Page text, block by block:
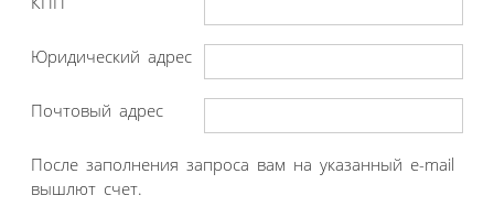
Юридический адрес
Почтовый адрес
После заполнения запроса вам на указанный e-mail
вышлют счет.